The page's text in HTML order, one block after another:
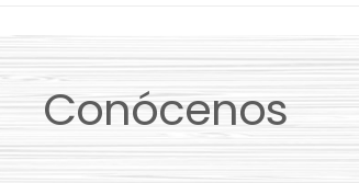
Conócenos